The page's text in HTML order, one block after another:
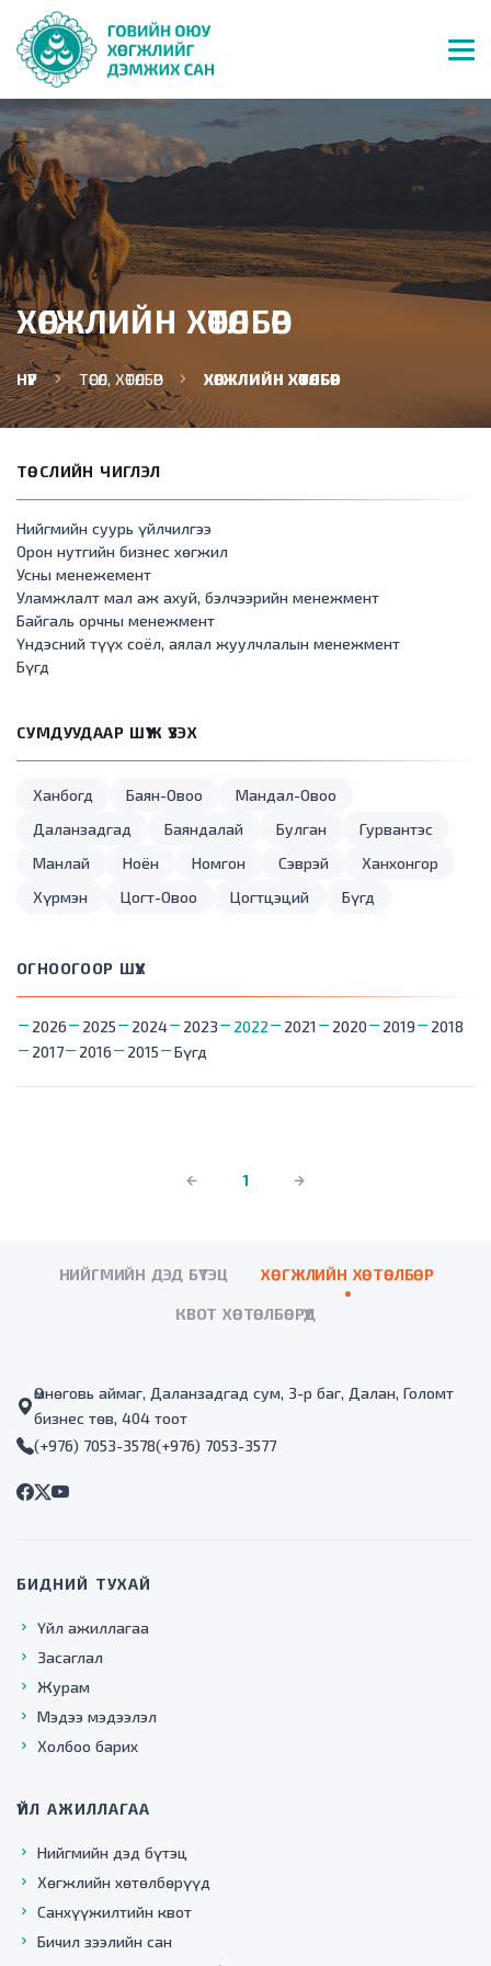
ХӨГЖЛИЙН ХӨТӨЛБӨР
НҮҮР ТӨСӨЛ, ХӨТӨЛБӨР ХӨГЖЛИЙН ХӨТӨЛБӨР
ТӨСЛИЙН ЧИГЛЭЛ
Нийгмийн суурь үйлчилгээ
Орон нутгийн бизнес хөгжил
Усны менежемент
Уламжлалт мал аж ахуй, бэлчээрийн менежмент
Байгаль орчны менежмент
Үндэсний түүх соёл, аялал жуулчлалын менежмент
Бүгд
СУМДУУДААР ШҮҮЖ ҮЗЭХ
Ханбогд Баян-Овоо
Мандал-Овоо
Даланзадгад
Баяндалай Булган
Гурвантэс
Манлай
Ноён Номгон Сэврэй
Ханхонгор
Хүрмэн
Цогт-Овоо Цогтцэций Бүгд
ОГНООГООР ШҮҮХ
2026 2025 2024 2023 2022 2021 2020 2019
2018
2017
2016 2015 Бүгд
1
НИЙГМИЙН ДЭД БҮТЭЦ ХӨГЖЛИЙН ХӨТӨЛБӨР
КВОТ ХӨТӨЛБӨРҮҮД
Өмнөговь аймаг, Даланзадгад сум, 3-р баг, Далан, Голомт
бизнес төв, 404 тоот
(+976) 7053-3578(+976) 7053-3577
БИДНИЙ ТУХАЙ
Үйл ажиллагаа
Засаглал
Журам
Мэдээ мэдээлэл
Холбоо барих
ҮЙЛ АЖИЛЛАГАА
Нийгмийн дэд бүтэц
Хөгжлийн хөтөлбөрүүд
Санхүүжилтийн квот
Бичил зээлийн сан